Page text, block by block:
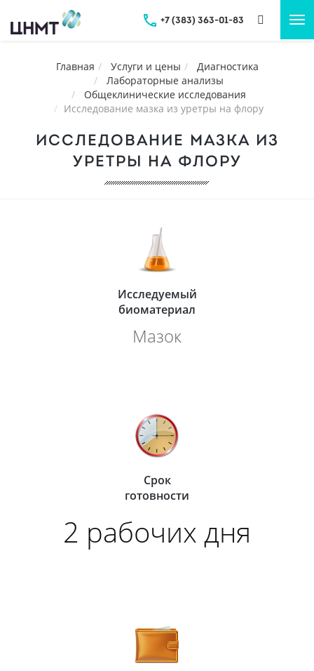
+7 (383) 363-01-83
Главная Услуги и цены
Диагностика
Лабораторные анализы
Общеклинические исследования
Исследование мазка из уретры на флору
ИССЛЕДОВАНИЕ МАЗКА ИЗ
УРЕТРЫ НА ФЛОРУ
Исследуемый
биоматериал
Мазок
Срок
готовности
2 рабочих дня